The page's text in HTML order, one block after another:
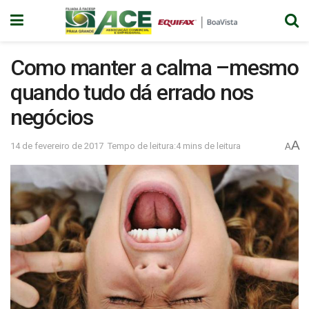
Como manter a calma –mesmo
quando tudo dá errado nos
negócios
14 de fevereiro de 2017 Tempo de leitura:4 mins de leitura AA